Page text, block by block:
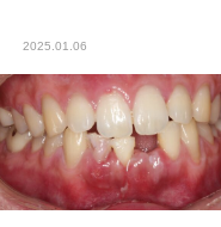
2025.01.06